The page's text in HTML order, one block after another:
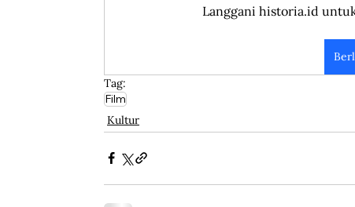
Langgani historia.id
Tag:
Film
Kultur